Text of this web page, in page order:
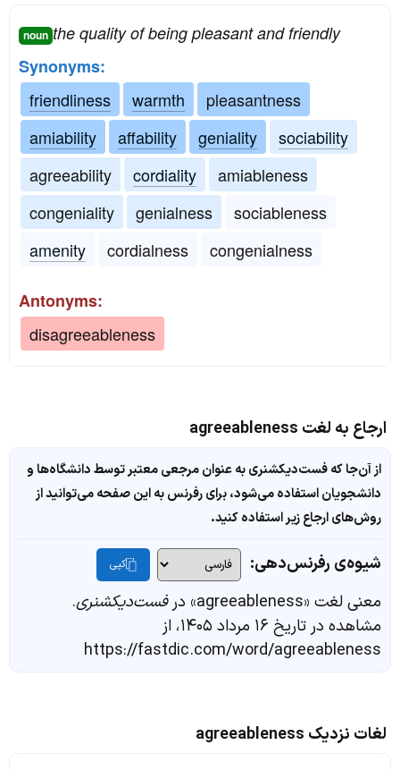
noun the quality of being pleasant and friendly
Synonyms:
friendliness
warmth
pleasantness
amiability
affability geniality
sociability
agreeability
cordiality
amiableness
congeniality
genialness
sociableness
amenity
cordialness congenialness
Antonyms:
disagreeableness
ارجاع به لغت agreeableness
از آن‌جا که فست‌دیکشنری به عنوان مرجعی معتبر توسط دانشگاه‌ها و
دانشجویان استفاده می‌شود، برای رفرنس به این صفحه می‌توانید از
روش‌های ارجاع زیر استفاده کنید.
شیوه‌ی رفرنس‌دهی: کپی
معنی لغت «agreeableness» در فست‌دیکشنری.
مشاهده در تاریخ ۱۶ مرداد ۱۴۰۵، از
https://fastdic.com/word/agreeableness
لغات نزدیک agreeableness